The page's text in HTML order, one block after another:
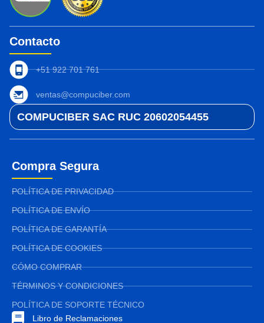
Contacto
+51 922 701 761
ventas@compuciber.com
COMPUCIBER SAC RUC 20602054455
Compra Segura
POLÍTICA DE PRIVACIDAD
POLÍTICA DE ENVÍO
POLÍTICA DE GARANTÍA
POLÍTICA DE COOKIES
CÓMO COMPRAR
TÉRMINOS Y CONDICIONES
POLÍTICA DE SOPORTE TÉCNICO
Libro de Reclamaciones